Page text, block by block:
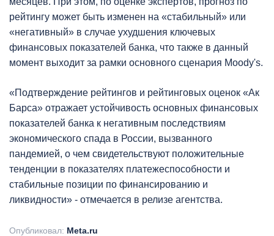
рейтингу может быть изменен на «стабильный» или
«негативный» в случае ухудшения ключевых
финансовых показателей банка, что также в данный
момент выходит за рамки основного сценария Moody's.
«Подтверждение рейтингов и рейтинговых оценок «Ак
Барса» отражает устойчивость основных финансовых
показателей банка к негативным последствиям
экономического спада в России, вызванного
пандемией, о чем свидетельствуют положительные
тенденции в показателях платежеспособности и
стабильные позиции по финансированию и
ликвидности» - отмечается в релизе агентства.
Опубликовал: Meta.ru